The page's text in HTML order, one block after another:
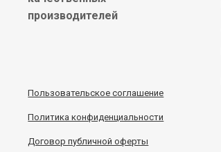
производителей
Пользовательское соглашение
Политика конфиденциальности
Договор публичной оферты